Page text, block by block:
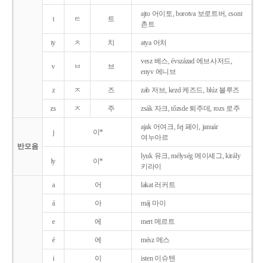
t ㅌ 트
ajto 어이토, borotva 보로트버, csont
촌트
ty ㅊ 치 atya 어처
v ㅂ 브
vesz 베스, évszázad 에브사저드,
enyv 에니브
z ㅈ 즈 zab 저브, kezd 케즈드, blúz 블루즈
zs ㅈ 주 zsák 자크, tőzsde 퇴주데, rozs 로주
반모음
j 이*
ajak 어여크, fej 페이, január
여누아르
ly 이*
lyuk 유크, mélység 메이셰그, király
키라이
a 어 lakat 러커트
á 아 máj 마이
e 에 mert 메르트
é 에 mész 메스
i 이 isten 이슈텐